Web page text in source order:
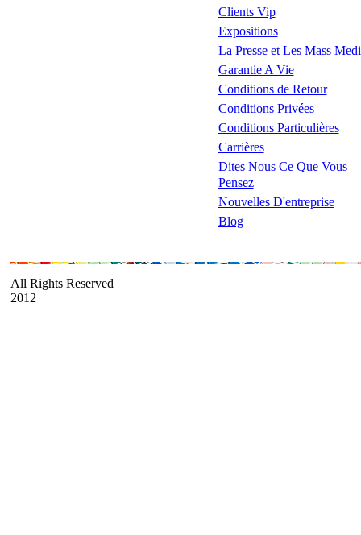
Clients Vip
Expositions
La Presse et Les Mass
Garantie A Vie
Conditions de Retour
Conditions Privées
Conditions Particulières
Carrières
Dites Nous Ce Que Vous
Pensez
Nouvelles D'entreprise
Blog
All Rights Reserved
2012